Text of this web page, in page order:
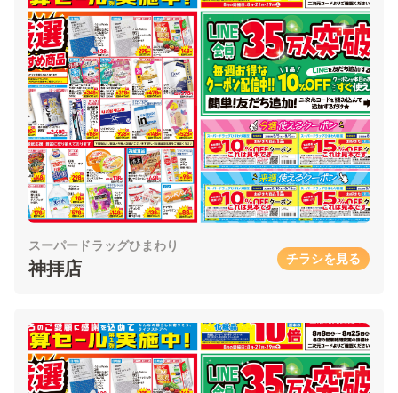
スーパードラッグひまわり
神拝店 チラシを見る